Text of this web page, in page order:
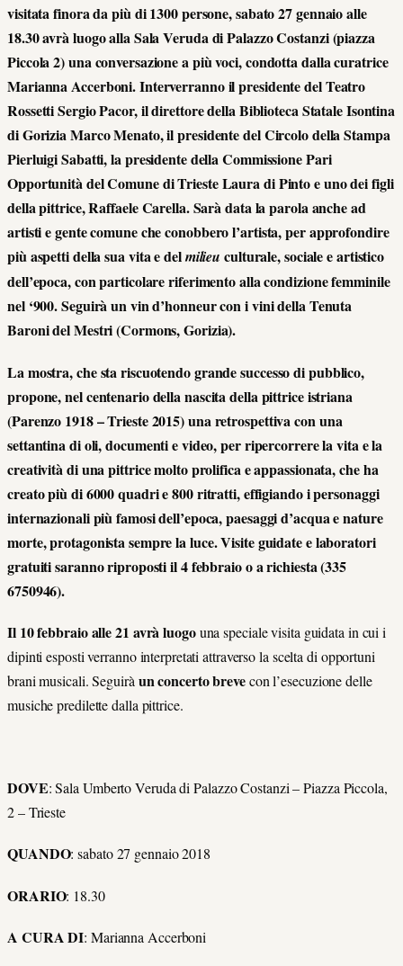
visitata finora da più di 1300 persone, sabato 27 gennaio alle
18.30 avrà luogo alla Sala Veruda di Palazzo Costanzi (piazza
Piccola 2) una conversazione a più voci, condotta dalla curatrice
Marianna Accerboni. Interverranno il presidente del Teatro
Rossetti Sergio Pacor, il direttore della Biblioteca Statale Isontina
di Gorizia Marco Menato, il presidente del Circolo della Stampa
Pierluigi Sabatti, la presidente della Commissione Pari
Opportunità del Comune di Trieste Laura di Pinto e uno dei figli
della pittrice, Raffaele Carella. Sarà data la parola anche ad
artisti e gente comune che conobbero l’artista, per approfondire
più aspetti della sua vita e delmilieuculturale, sociale e artistico
dell’epoca, con particolare riferimento alla condizione femminile
nel ‘900. Seguirà un vin d’honneur con i vini della Tenuta
Baroni del Mestri (Cormons, Gorizia).
La mostra, che sta riscuotendo grande successo di pubblico,
propone, nel centenario della nascita della pittrice istriana
(Parenzo 1918 – Trieste 2015) una retrospettiva con una
settantina di oli, documenti e video, per ripercorrere la vita e la
creatività di una pittrice molto prolifica e appassionata, che ha
creato più di 6000 quadri e 800 ritratti, effigiando i personaggi
internazionali più famosi dell’epoca, paesaggi d’acqua e nature
morte, protagonista sempre la luce. Visite guidate e laboratori
gratuiti saranno riproposti il 4 febbraio o a richiesta (335
6750946).
Il 10 febbraio alle 21 avrà luogouna speciale visita guidata in cui i
dipinti esposti verranno interpretati attraverso la scelta di opportuni
brani musicali. Seguiràun concerto brevecon l’esecuzione delle
musiche predilette dalla pittrice.
DOVE: Sala Umberto Veruda di Palazzo Costanzi – Piazza Piccola,
2 – Trieste
QUANDO: sabato 27 gennaio 2018
ORARIO: 18.30
A CURA DI: Marianna Accerboni